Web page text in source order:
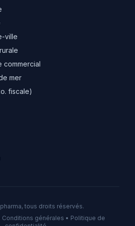
ville
commercial
mer
fiscale)
tous droits réservés.
Conditions générales • Politique de